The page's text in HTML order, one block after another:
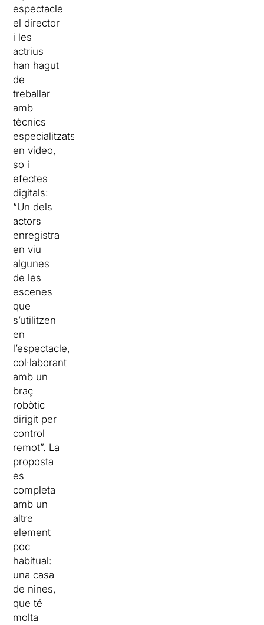
espectacle
el director
i les
actrius
han hagut
de
treballar
amb
tècnics
especialitzats
en vídeo,
so i
efectes
digitals:
“Un dels
actors
enregistra
en viu
algunes
de les
escenes
que
s’utilitzen
en
l’espectacle,
col·laborant
amb un
braç
robòtic
dirigit per
control
remot”. La
proposta
es
completa
amb un
altre
element
poc
habitual:
una casa
de nines,
que té
molta